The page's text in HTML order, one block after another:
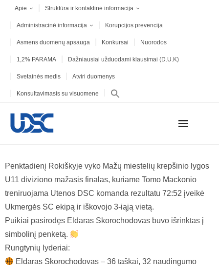
Apie Struktūra ir kontaktinė informacija
Administracinė informacija Korupcijos prevencija
Asmens duomenų apsauga Konkursai Nuorodos
1,2% PARAMA Dažniausiai užduodami klausimai (D.U.K)
Svetainės medis Atviri duomenys
Konsultavimasis su visuomene
Penktadienį Rokiškyje vyko Mažų miestelių krepšinio lygos
U11 diviziono mažasis finalas, kuriame Tomo Mackonio
treniruojama Utenos DSC komanda rezultatu 72:52 įveikė
Ukmergės SC ekipą ir iškovojo 3-iąją vietą.
Puikiai pasirodęs Eldaras Skorochodovas buvo išrinktas į
simbolinį penketą.
Rungtynių lyderiai:
Eldaras Skorochodovas – 36 taškai, 32 naudingumo